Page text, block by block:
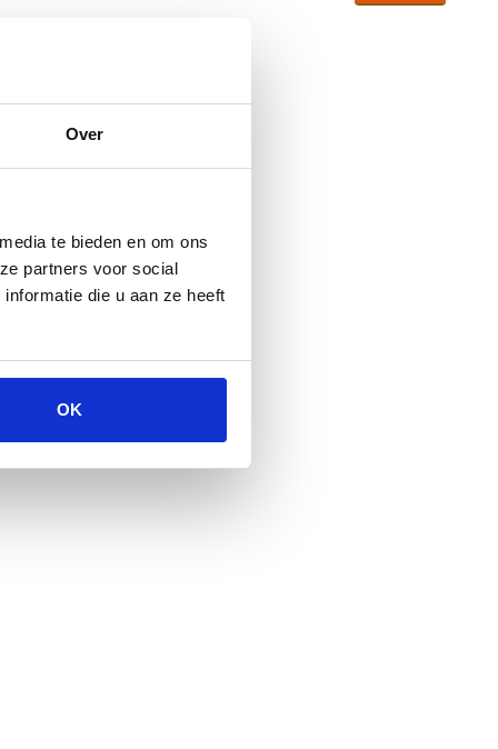
Over
te bieden en om ons
partners voor social
die u aan ze heeft
OK